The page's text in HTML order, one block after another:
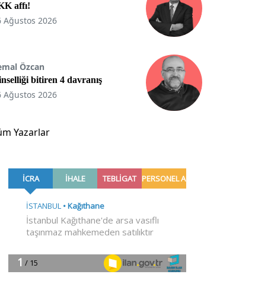
affı!
Ağustos 2026
Özcan
bitiren 4 davranış
Ağustos 2026
Yazarlar